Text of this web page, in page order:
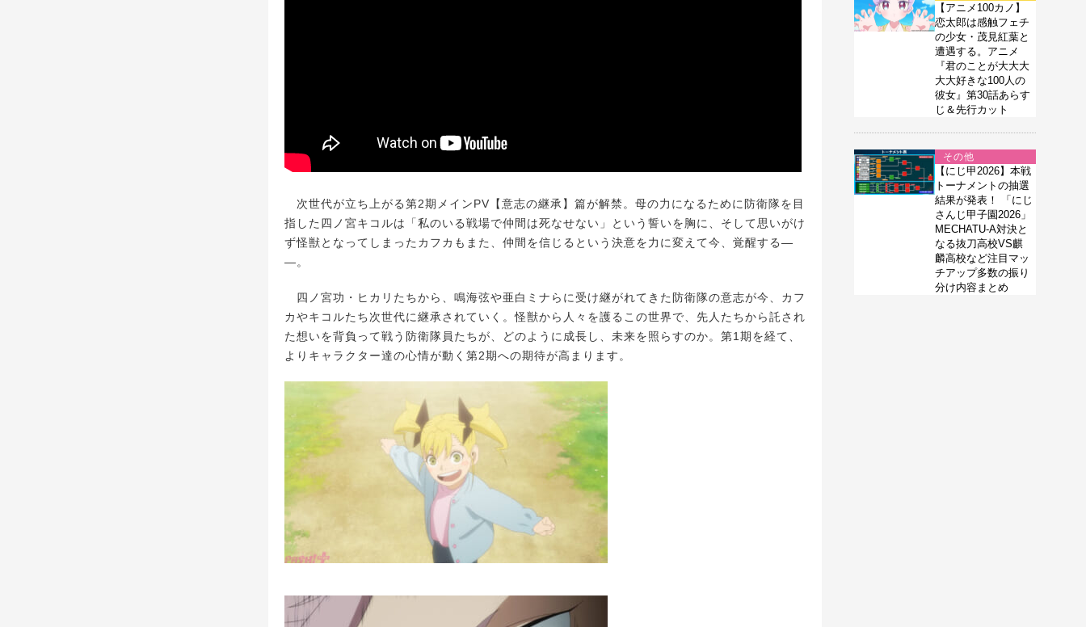
次世代が立ち上がる第2期メインPV【意志の継承】篇が解禁。母の力になるために防衛隊を目
指した四ノ宮キコルは「私のいる戦場で仲間は死なせない」という誓いを胸に、そして思いがけ
ず怪獣となってしまったカフカもまた、仲間を信じるという決意を力に変えて今、覚醒する―
―。
四ノ宮功・ヒカリたちから、鳴海弦や亜白ミナらに受け継がれてきた防衛隊の意志が今、カフ
カやキコルたち次世代に継承されていく。怪獣から人々を護るこの世界で、先人たちから託され
た想いを背負って戦う防衛隊員たちが、どのように成長し、未来を照らすのか。第1期を経て、
よりキャラクター達の心情が動く第2期への期待が高まります。
【アニメ100カノ】
恋太郎は感触フェチ
の少女・茂見紅葉と
遭遇する。アニメ
『君のことが大大大
大大好きな100人の
彼女』第30話あらす
じ＆先行カット
その他
【にじ甲2026】本戦
トーナメントの抽選
結果が発表！ 「にじ
さんじ甲子園2026」
MECHATU-A対決と
なる抜刀高校VS麒
麟高校など注目マッ
チアップ多数の振り
分け内容まとめ